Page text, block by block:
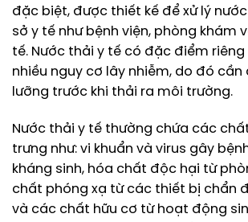
đặc biệt, được thiết kế để xử lý
sở y tế như bệnh viện, phòng khám
tế. Nước thải y tế có đặc điểm
nhiều nguy cơ lây nhiễm, do đó cần
lưỡng trước khi thải ra môi trường.
Nước thải y tế thường chứa các
trưng như: vi khuẩn và virus gây
kháng sinh, hóa chất độc hại từ
chất phóng xạ từ các thiết bị chẩn
và các chất hữu cơ từ hoạt động